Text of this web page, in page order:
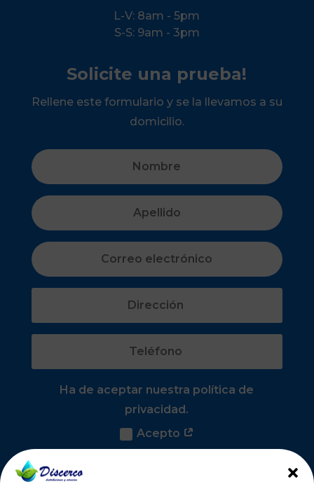
L-V: 8am - 5pm
S-S: 9am - 3pm
Solicite una prueba!
Rellene este formulario y se la llevamos a su
domicilio.
Ha de aceptar nuestra política de
privacidad.
Acepto